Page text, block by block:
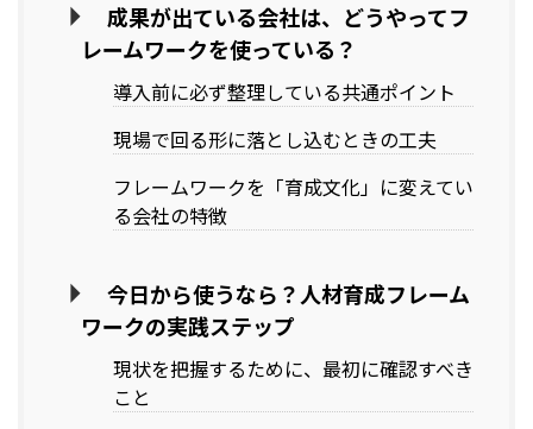
成果が出ている会社は、どうやってフ
レームワークを使っている？
導入前に必ず整理している共通ポイント
現場で回る形に落とし込むときの工夫
フレームワークを「育成文化」に変えてい
る会社の特徴
今日から使うなら？人材育成フレーム
ワークの実践ステップ
現状を把握するために、最初に確認すべき
こと